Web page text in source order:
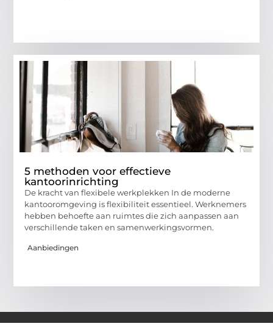
5 methoden voor effectieve
kantoorinrichting
De kracht van flexibele werkplekken In de moderne
kantooromgeving is flexibiliteit essentieel. Werknemers
hebben behoefte aan ruimtes die zich aanpassen aan
verschillende taken en samenwerkingsvormen.
Aanbiedingen